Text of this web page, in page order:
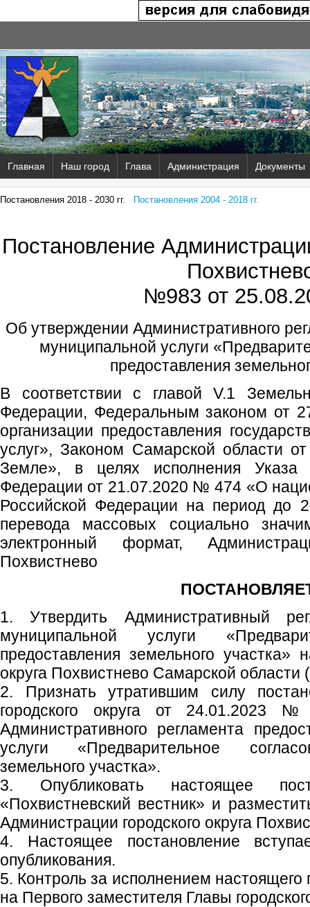
Главная Наш город Глава Администрация Документы
Постановления 2018 - 2030 гг. Постановления 2004 - 2018 гг.
Постановление
№983 от
Об утверждении Административного
муниципальной услуги
предоставления
В соответствии с главой V.1
Федерации, Федеральным законом от
организации предоставления
услуг», Законом Самарской области
Земле», в целях исполнения Указа
Федерации от 21.07.2020 № 474 «О
Российской Федерации на период до
перевода массовых социально
электронный формат,
Похвистнево
1. Утвердить Административный
муниципальной услуги
предоставления земельного участка»
округа Похвистнево Самарской
2. Признать утратившим силу
городского округа от 24.01.2023
Административного регламента
услуги «Предварительное
земельного участка».
3. Опубликовать настоящее
«Похвистневский вестник» и
Администрации городского округа
4. Настоящее постановление
опубликования.
5. Контроль за исполнением настоящего
на Первого заместителя Главы